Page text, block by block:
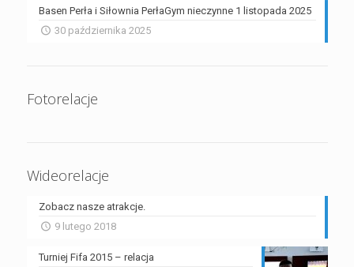
Basen Perła i Siłownia PerłaGym nieczynne 1 listopada 2025
30 października 2025
Fotorelacje
Wideorelacje
Zobacz nasze atrakcje.
9 lutego 2018
Turniej Fifa 2015 – relacja